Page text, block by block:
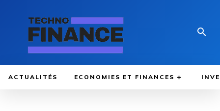
ACTUALITÉS ECONOMIES ET FINANCES